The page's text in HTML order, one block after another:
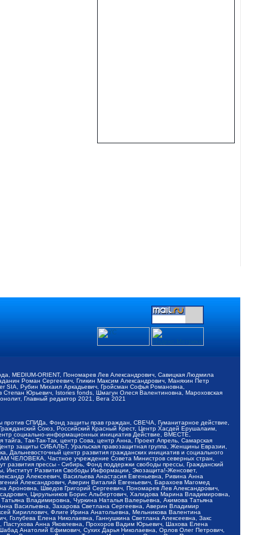
MEDIUM-ORIENT, Пономарев Лев Александрович, Савицкая Людмила
Роман Сергеевич, Гликин Максим Александрович, Маняхин Петр
Рубин Михаил Аркадьевич, Гройсман Софья Романовна,
Юрьевич, Istories fonds, Шмагун Олеся Валентиновна, Мароховская
Главный редактор 2021, Вега 2021
СПИДа, Фонд защиты прав граждан, СВЕЧА, Гуманитарное действие,
Союз, Российский Красный Крест, Центр Хасдей Ерушалаим,
социально-информационных инициатив Действие, ВМЕСТЕ,
Так-Так-Так, центр Сова, центр Анна, Проект Апрель, Самарская
защиты СИБАЛЬТ, Уральская правозащитная группа, Женщины Евразии,
Дальневосточный центр развития гражданских инициатив и социального
ЧЕЛОВЕКА, Частное учреждение Совета Министров северных стран,
прессы - Сибирь, Фонд поддержки свободы прессы, Гражданский
Институт Развития Свободы Информации, Экозащита!-Женсовет,
Алексеевич, Васильева Анастасия Евгеньевна, Ривина Анна
Александрович, Аверин Виталий Евгеньевич, Барахоев Магомед
Шведов Григорий Сергеевич, Пономарев Лев Александрович,
Цирульников Борис Альбертович, Халидова Марина Владимировна,
Владимировна, Чуркина Наталья Валерьевна, Акимова Татьяна
Васильевна, Захарова Светлана Сергеевна, Аверин Владимир
Кириллович, Флиге Ирина Анатольевна, Мельникова Валентина
Елена Николаевна, Ганнушкина Светлана Алексеевна, Закс
Анна Яковлевна, Прохоров Вадим Юрьевич, Шахова Елена
Анатолий Ефимович, Сухих Дарья Николаевна, Орлов Олег Петрович,